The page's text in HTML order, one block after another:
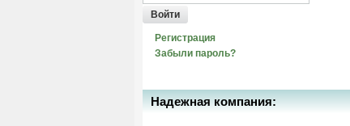
Войти
Регистрация
Забыли пароль?
Надежная компания: